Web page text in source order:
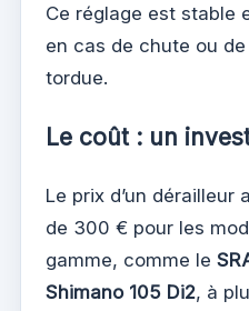
Ce réglage est stable
en cas de chute ou
tordue.
Le coût : un
Le prix d’un dérailleur
de 300 € pour les
gamme, comme le
Shimano 105 Di2, à